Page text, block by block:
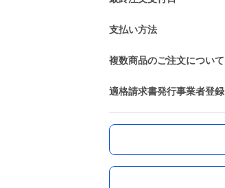
支払い方法
複数商品のご注文について
適格請求書発行事業者登録